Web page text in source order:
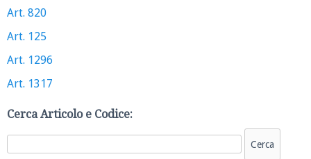
Art. 820
Art. 125
Art. 1296
Art. 1317
Cerca Articolo e Codice: